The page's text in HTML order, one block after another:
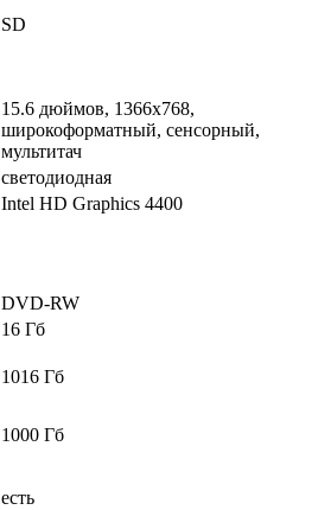
SD
15.6 дюймов, 1366x768,
широкоформатный, сенсорный,
мультитач
светодиодная
Intel HD Graphics 4400
DVD-RW
16 Гб
1016 Гб
1000 Гб
есть